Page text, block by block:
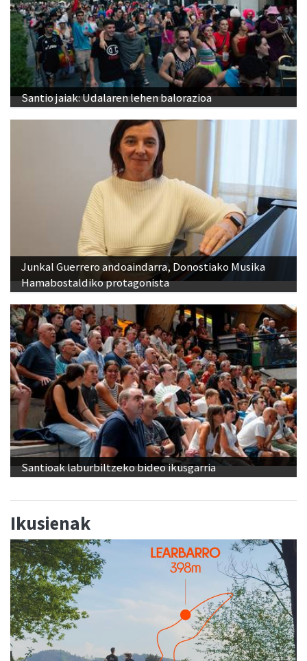
Santio jaiak: Udalaren lehen balorazioa
Junkal Guerrero andoaindarra, Donostiako Musika
Hamabostaldiko protagonista
Santioak laburbiltzeko bideo ikusgarria
Ikusienak